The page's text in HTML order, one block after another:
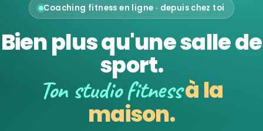
Coaching fitness en ligne · depuis chez toi
Bien plus qu'une salle de
sport.
Ton studio fitnessà la
maison.